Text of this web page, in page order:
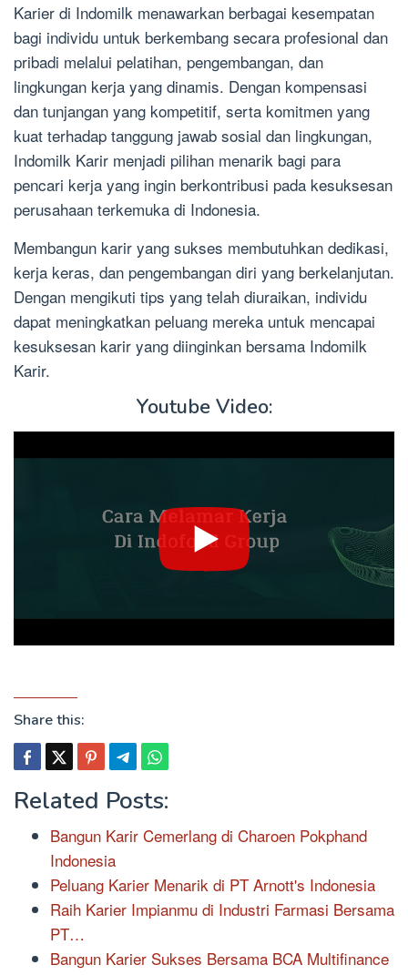
Karier di Indomilk menawarkan berbagai kesempatan
bagi individu untuk berkembang secara profesional dan
pribadi melalui pelatihan, pengembangan, dan
lingkungan kerja yang dinamis. Dengan kompensasi
dan tunjangan yang kompetitif, serta komitmen yang
kuat terhadap tanggung jawab sosial dan lingkungan,
Indomilk Karir menjadi pilihan menarik bagi para
pencari kerja yang ingin berkontribusi pada kesuksesan
perusahaan terkemuka di Indonesia.
Membangun karir yang sukses membutuhkan dedikasi,
kerja keras, dan pengembangan diri yang berkelanjutan.
Dengan mengikuti tips yang telah diuraikan, individu
dapat meningkatkan peluang mereka untuk mencapai
kesuksesan karir yang diinginkan bersama Indomilk
Karir.
Youtube Video:
Share this:
Related Posts:
Bangun Karir Cemerlang di Charoen Pokphand
Indonesia
Peluang Karier Menarik di PT Arnott's Indonesia
Raih Karier Impianmu di Industri Farmasi Bersama
PT…
Bangun Karier Sukses Bersama BCA Multifinance